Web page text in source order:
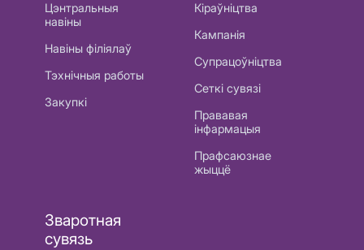
Цэнтральныя
навіны
Навіны філіялаў
Тэхнічныя работы
Закупкі
Кіраўніцтва
Кампанія
Супрацоўніцтва
Сеткі сувязі
Прававая
інфармацыя
Прафсаюзнае
жыццё
Зваротная
сувязь